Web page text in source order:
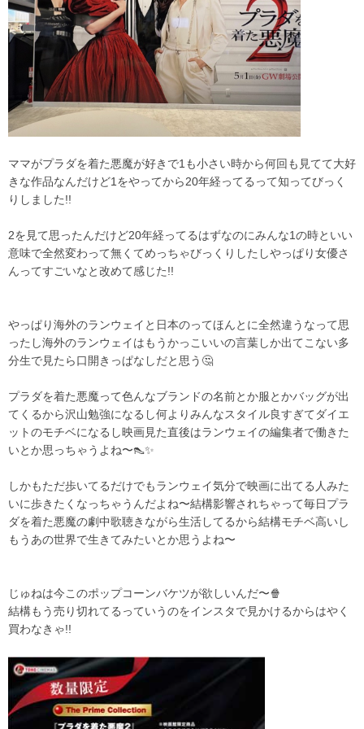
ママがプラダを着た悪魔が好きで1も小さい時から何回も見てて大好
きな作品なんだけど1をやってから20年経ってるって知ってびっく
りしました!!
2を見て思ったんだけど20年経ってるはずなのにみんな1の時といい
意味で全然変わって無くてめっちゃびっくりしたしやっぱり女優さ
んってすごいなと改めて感じた!!
やっぱり海外のランウェイと日本のってほんとに全然違うなって思
ったし海外のランウェイはもうかっこいいの言葉しか出てこない多
分生で見たら口開きっぱなしだと思う🤔
プラダを着た悪魔って色んなブランドの名前とか服とかバッグが出
てくるから沢山勉強になるし何よりみんなスタイル良すぎてダイエ
ットのモチベになるし映画見た直後はランウェイの編集者で働きた
いとか思っちゃうよね〜👠✨
しかもただ歩いてるだけでもランウェイ気分で映画に出てる人みた
いに歩きたくなっちゃうんだよね〜結構影響されちゃって毎日プラ
ダを着た悪魔の劇中歌聴きながら生活してるから結構モチベ高いし
もうあの世界で生きてみたいとか思うよね〜
じゅねは今このポップコーンバケツが欲しいんだ〜🍿
結構もう売り切れてるっていうのをインスタで見かけるからはやく
買わなきゃ!!